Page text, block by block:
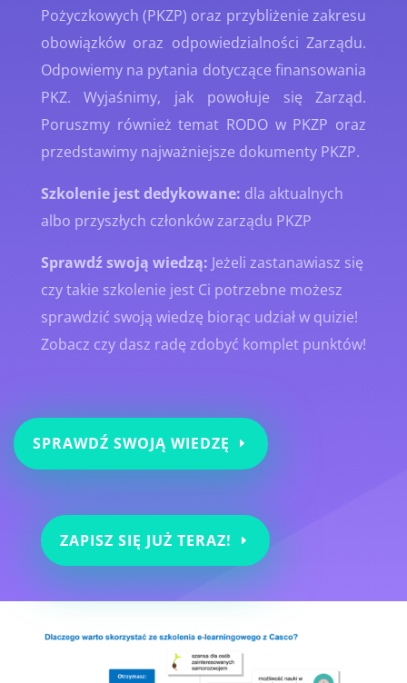
Pożyczkowych (PKZP) oraz przybliżenie zakresu
obowiązków oraz odpowiedzialności Zarządu.
Odpowiemy na pytania dotyczące finansowania
PKZ. Wyjaśnimy, jak powołuje się Zarząd.
Poruszmy również temat RODO w PKZP oraz
przedstawimy najważniejsze dokumenty PKZP.
Szkolenie jest dedykowane: dla aktualnych
albo przyszłych członków zarządu PKZP
Sprawdź swoją wiedzą: Jeżeli zastanawiasz się
czy takie szkolenie jest Ci potrzebne możesz
sprawdzić swoją wiedzę biorąc udział w quizie!
Zobacz czy dasz radę zdobyć komplet punktów!
SPRAWDŹ SWOJĄ WIEDZĘ
ZAPISZ SIĘ JUŻ TERAZ!